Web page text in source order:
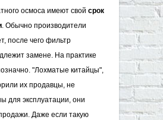
осмоса имеют свой срок
. Обычно производители
после чего фильтр
замене. На практике
"Лохматые китайцы",
их продавцы, не
для эксплуатации, они
Даже если такую